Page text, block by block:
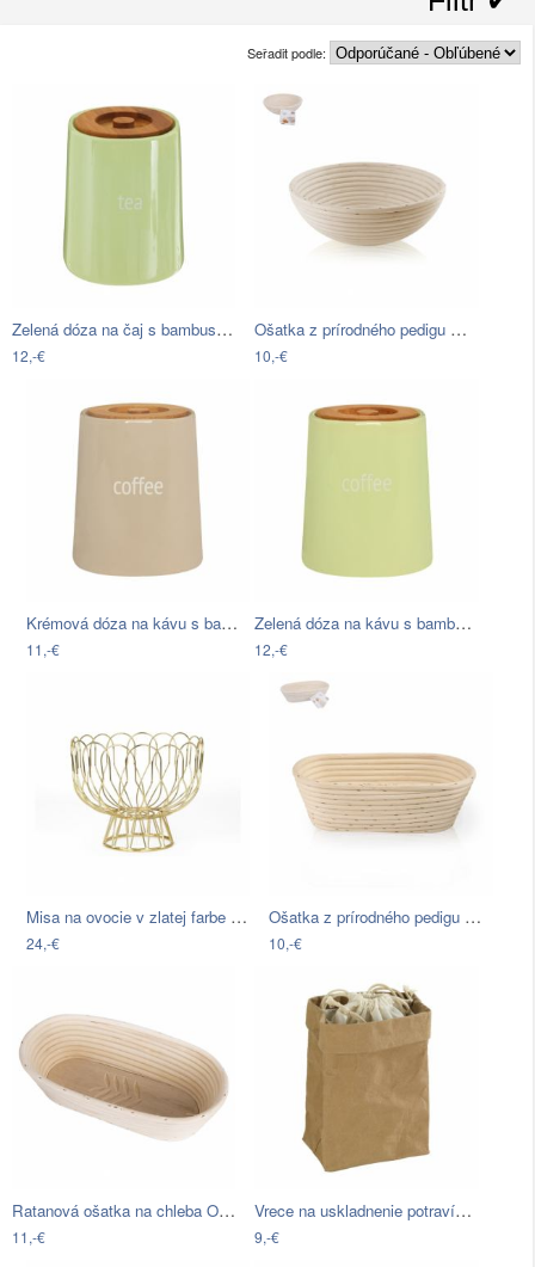
Seřadit podle:
Zelená dóza na čaj s bambusovým…
12,-€
Ošatka z prírodného pedigu Orion Rattan…
10,-€
Krémová dóza na kávu s bambusovým…
11,-€
Zelená dóza na kávu s bambusovým…
12,-€
Misa na ovocie v zlatej farbe PT LIVING…
24,-€
Ošatka z prírodného pedigu Orion Rattan…
10,-€
Ratanová ošatka na chleba Orion Lístky,…
11,-€
Vrece na uskladnenie potravín Wenko,…
9,-€